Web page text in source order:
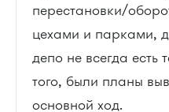
перестановки/
цехами и парками,
депо не всегда есть
того, были планы
основной ход.